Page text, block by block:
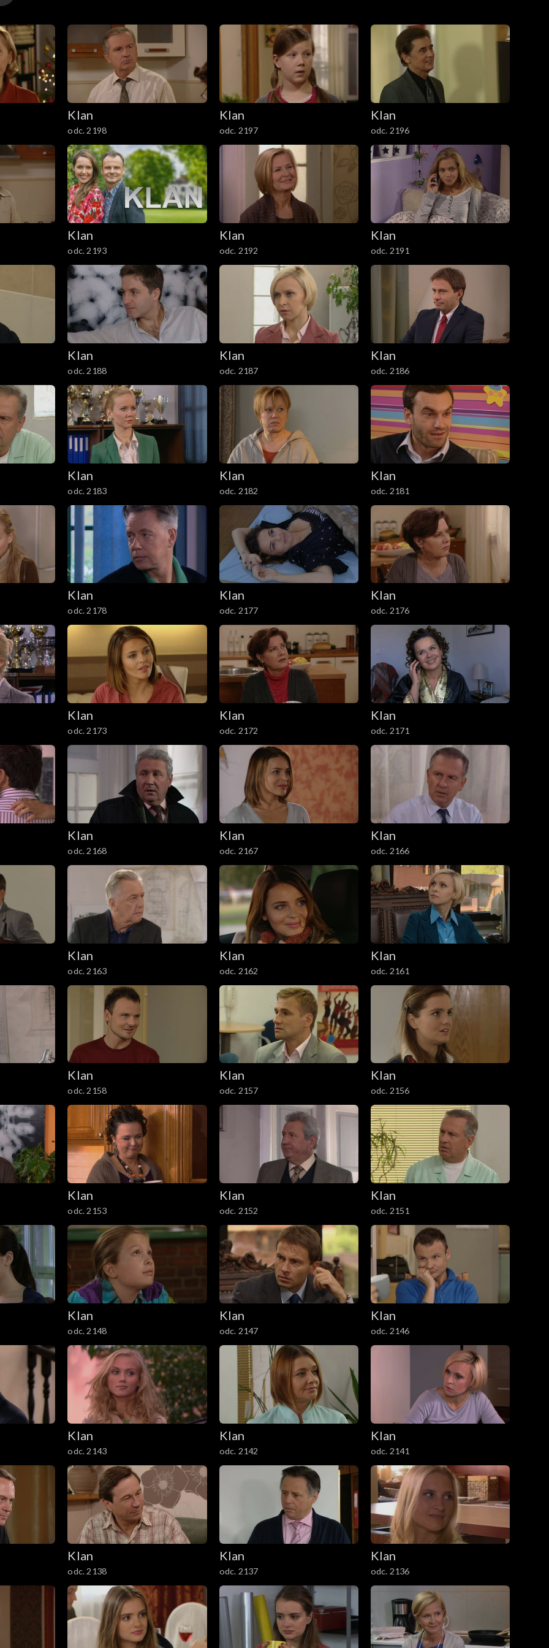
tego, że są parą z Błażejem. Joasia nalega na rozmowę z Grażynką. W kawiarni zwierza się jej, że
że go zdradziła.
Klan
odc. 2198
Klan
odc. 2197
Klan
odc. 2196
Klan
odc. 2193
Klan
odc. 2192
Klan
odc. 2191
Klan
odc. 2188
Klan
odc. 2187
Klan
odc. 2186
Klan
odc. 2183
Klan
odc. 2182
Klan
odc. 2181
Klan
odc. 2178
Klan
odc. 2177
Klan
odc. 2176
Klan
odc. 2173
Klan
odc. 2172
Klan
odc. 2171
Klan
odc. 2168
Klan
odc. 2167
Klan
odc. 2166
Klan
odc. 2163
Klan
odc. 2162
Klan
odc. 2161
Klan
odc. 2158
Klan
odc. 2157
Klan
odc. 2156
Klan
odc. 2153
Klan
odc. 2152
Klan
odc. 2151
Klan
odc. 2148
Klan
odc. 2147
Klan
odc. 2146
Klan
odc. 2143
Klan
odc. 2142
Klan
odc. 2141
Klan
odc. 2138
Klan
odc. 2137
Klan
odc. 2136